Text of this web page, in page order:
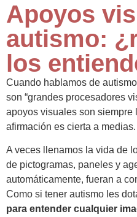
Apoyos
autismo:
los
Cuando hablamos de
son “grandes procesadores
apoyos visuales son siempre
afirmación es cierta a medias.
A veces llenamos la vida de
de pictogramas, paneles y
automáticamente, fueran a
Como si tener autismo les
para entender cualquier